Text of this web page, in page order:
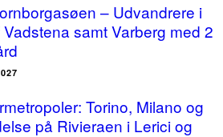
– Udvandrere i
samt Varberg med 2
Torino, Milano og
på Rivieraen i Lerici og